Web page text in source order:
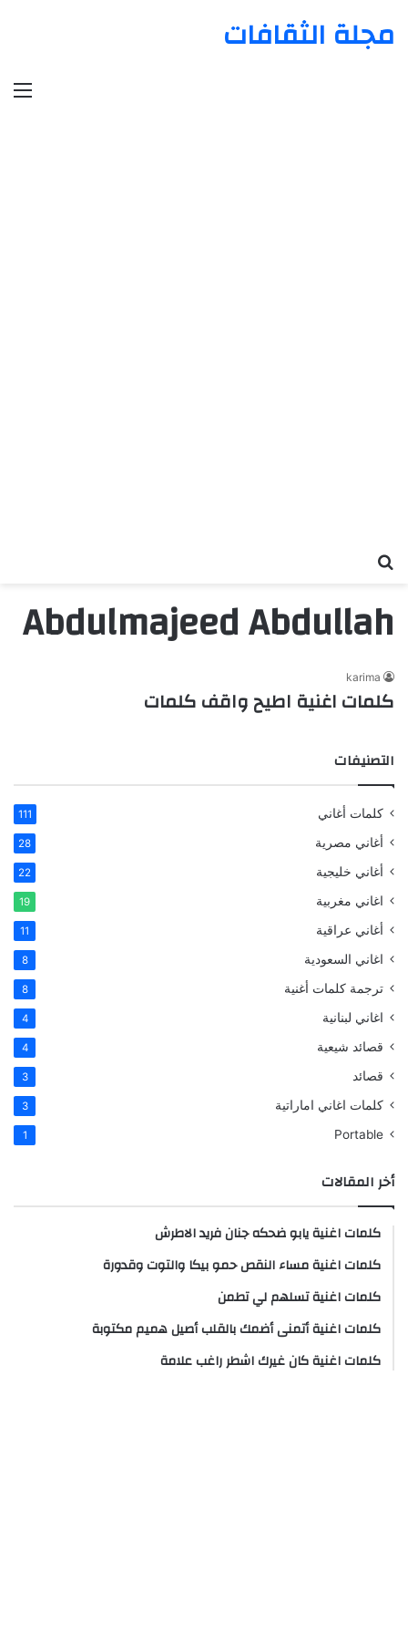
مجلة الثقافات
Abdulmajeed Abdullah
karima
كلمات اغنية اطيح واقف كلمات
التصنيفات
كلمات أغاني 111
أغاني مصرية 28
أغاني خليجية 22
اغاني مغربية 19
أغاني عراقية 11
اغاني السعودية 8
ترجمة كلمات أغنية 8
اغاني لبنانية 4
قصائد شيعية 4
قصائد 3
كلمات اغاني اماراتية 3
Portable
1
أخر المقالات
كلمات اغنية يابو ضحكه جنان فريد الاطرش
كلمات اغنية مساء النقص حمو بيكا والتوت وقدورة
كلمات اغنية تسلهم لي تطمن
كلمات اغنية أتمنى أضمك بالقلب أصيل هميم مكتوبة
كلمات اغنية كان غيرك اشطر راغب علامة